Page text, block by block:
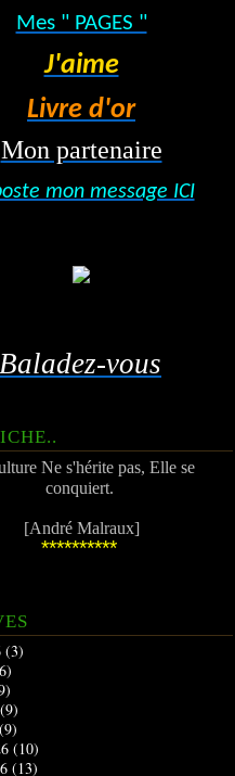
Mes " PAGES "
J'aime
Livre d'or
Mon partenaire
mon message ICI
Baladez-vous
Ne s'hérite pas, Elle se
conquiert.
[André Malraux]
**********
(3)
(9)
(9)
(10)
(13)